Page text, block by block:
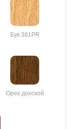
Бук 381PR
Орех донской